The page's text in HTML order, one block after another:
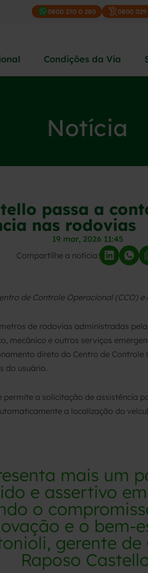
0800 270 0 280 0800
Condições da Via
Notícia
passa a
nas rodovias
19 mar, 2026 11:45
Compartilhe a notícia:
de Controle Operacional (CCO)
de rodovias administradas
mecânico e outros serviços
direto do Centro de
do usuário.
permite a solicitação de assistência
a localização do
mais um
e assertivo
o
e o bem-
gerente de
Raposo